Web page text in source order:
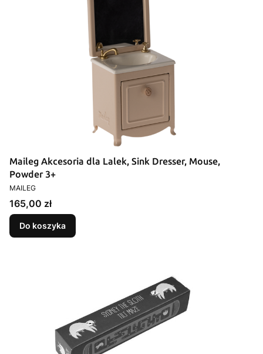
Maileg Akcesoria dla Lalek, Sink Dresser, Mouse,
Powder 3+
PRODUCENT
MAILEG
Cena
165,00 zł
Do koszyka